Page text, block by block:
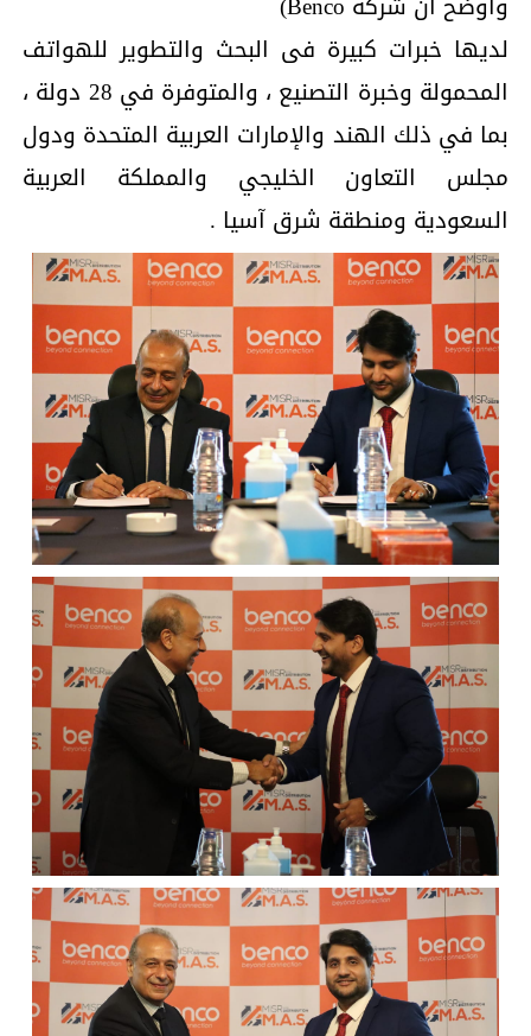
لديها خبرات كبيرة فى البحث والتطوير للهواتف
المحمولة وخبرة التصنيع ، والمتوفرة في 28 دولة ،
بما في ذلك الهند والإمارات العربية المتحدة ودول
مجلس التعاون الخليجي والمملكة العربية
السعودية ومنطقة شرق آسيا .